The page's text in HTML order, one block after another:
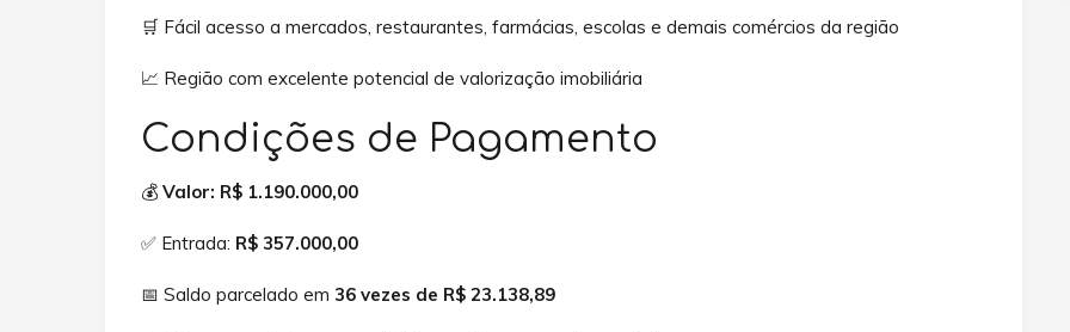
🛒 Fácil acesso a mercados, restaurantes, farmácias, escolas e demais comércios da região
📈 Região com excelente potencial de valorização imobiliária
Condições de Pagamento
💰 Valor: R$ 1.190.000,00
✅ Entrada: R$ 357.000,00
📅 Saldo parcelado em 36 vezes de R$ 23.138,89